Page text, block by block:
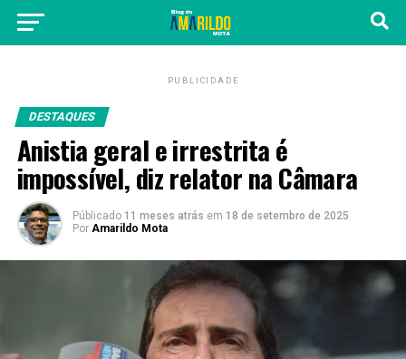
PUBLICIDADE
DESTAQUES
Anistia geral e irrestrita é
impossível, diz relator na Câmara
Públicado 11 meses atrás em 18 de setembro de 2025
Por Amarildo Mota